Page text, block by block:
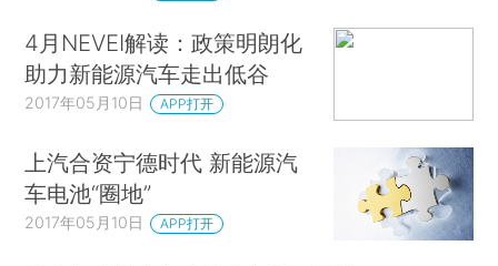
4月NEVEI解读：政策明朗化
助力新能源汽车走出低谷
2017年05月10日 APP打开
上汽合资宁德时代 新能源汽
车电池“圈地”
2017年05月10日 APP打开